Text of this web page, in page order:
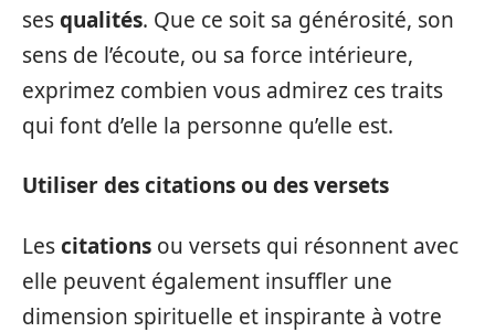
sesqualités. Que ce soit sa générosité, son
sens de l’écoute, ou sa force intérieure,
exprimez combien vous admirez ces traits
qui font d’elle la personne qu’elle est.
Utiliser des citations ou des versets
Lescitations ou versets qui résonnent avec
elle peuvent également insuffler une
dimension spirituelle et inspirante à votre